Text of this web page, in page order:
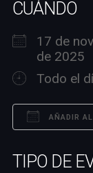
CUÁNDO
17 de
de 2025
Todo el
AÑADIR
TIPO DE